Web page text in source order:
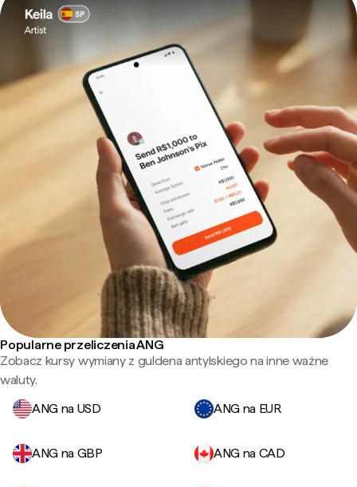
Popularne przeliczenia ANG
Zobacz kursy wymiany z guldena antylskiego na inne ważne
waluty.
ANG na USD
ANG na EUR
ANG na GBP ANG na CAD